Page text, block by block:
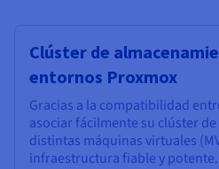
Clúster de
entornos Proxmox
Gracias a la compatibilidad
asociar fácilmente su clúster
distintas máquinas virtuales
infraestructura fiable y potente.